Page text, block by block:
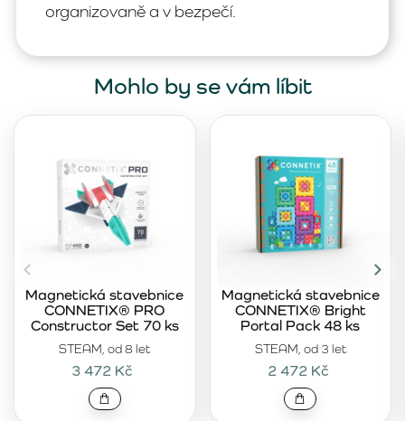
organizovaně a v bezpečí.
Mohlo by se vám líbit
STEAM, od 8 let
Magnetická stavebnice
CONNETIX® PRO
Constructor Set 70 ks
3 472 Kč
STEAM, od 3 let
Magnetická stavebnice
CONNETIX® Bright
Portal Pack 48 ks
2 472 Kč